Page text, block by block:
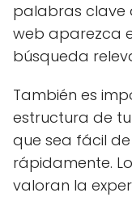
palabras clave
web aparezca
búsqueda
También es
estructura de
que sea fácil
rápidamente.
valoran la